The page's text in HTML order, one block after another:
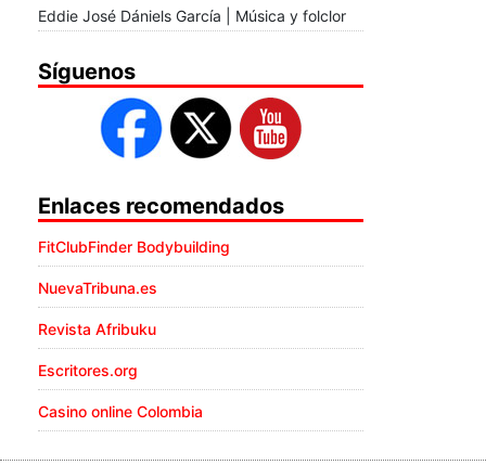
Eddie José Dániels García | Música y folclor
Síguenos
Enlaces recomendados
FitClubFinder Bodybuilding
NuevaTribuna.es
Revista Afribuku
Escritores.org
Casino online Colombia